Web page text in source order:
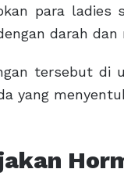
para ladies
darah
tersebut di
yang